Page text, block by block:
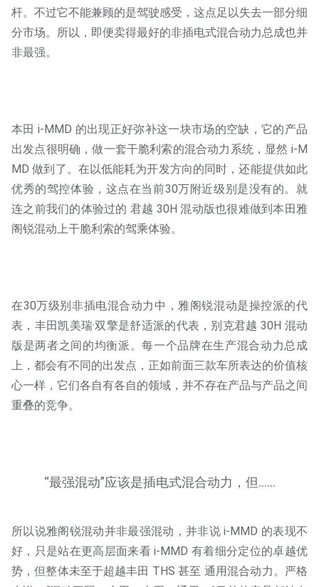
杆。不过它不能兼顾的是驾驶感受，这点足以失去一部分细
分市场。所以，即便卖得最好的非插电式混合动力总成也并
非最强。
本田 i-MMD 的出现正好弥补这一块市场的空缺，它的产品
出发点很明确，做一套干脆利索的混合动力系统，显然 i-M
MD 做到了。在以低能耗为开发方向的同时，还能提供如此
优秀的驾控体验，这点在当前30万附近级别是没有的。就
连之前我们的体验过的 君越 30H 混动版也很难做到本田雅
阁锐混动上干脆利索的驾乘体验。
在30万级别非插电混合动力中，雅阁锐混动是操控派的代
表，丰田凯美瑞·双擎是舒适派的代表，别克君越 30H 混动
版是两者之间的均衡派。每一个品牌在生产混合动力总成
上，都会有不同的出发点，正如前面三款车所表达的价值核
心一样，它们各自有各自的领域，并不存在产品与产品之间
重叠的竞争。
“最强混动”应该是插电式混合动力，但……
所以说雅阁锐混动并非最强混动，并非说 i-MMD 的表现不
好，只是站在更高层面来看 i-MMD 有着细分定位的卓越优
势，但整体未至于超越丰田 THS 甚至 通用混合动力。严格